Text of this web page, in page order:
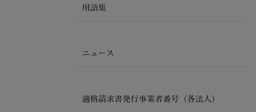
用語集
ニュース
適格請求書発行事業者番号（各法人）